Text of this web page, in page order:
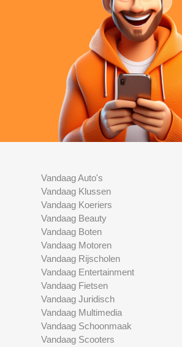
Vandaag Auto's
Vandaag Klussen
Vandaag Koeriers
Vandaag Beauty
Vandaag Boten
Vandaag Motoren
Vandaag Rijscholen
Vandaag Entertainment
Vandaag Fietsen
Vandaag Juridisch
Vandaag Multimedia
Vandaag Schoonmaak
Vandaag Scooters